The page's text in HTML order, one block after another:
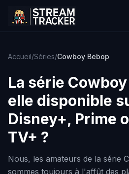
Accueil/Séries/Cowboy Bebop
La série
elle disponible
Disney+, Prime
TV+ ?
Nous, les amateurs de la série
sommes toujours à l'affût des